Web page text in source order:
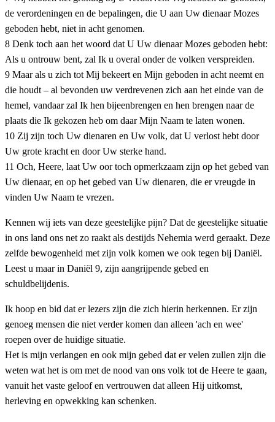
de verordeningen en de bepalingen, die U aan Uw dienaar Mozes
geboden hebt, niet in acht genomen.
8 Denk toch aan het woord dat U Uw dienaar Mozes geboden hebt:
Als u ontrouw bent, zal Ik u overal onder de volken verspreiden.
9 Maar als u zich tot Mij bekeert en Mijn geboden in acht neemt en
die houdt – al bevonden uw verdrevenen zich aan het einde van de
hemel, vandaar zal Ik hen bijeenbrengen en hen brengen naar de
plaats die Ik gekozen heb om daar Mijn Naam te laten wonen.
10 Zij zijn toch Uw dienaren en Uw volk, dat U verlost hebt door
Uw grote kracht en door Uw sterke hand.
11 Och, Heere, laat Uw oor toch opmerkzaam zijn op het gebed van
Uw dienaar, en op het gebed van Uw dienaren, die er vreugde in
vinden Uw Naam te vrezen.
Kennen wij iets van deze geestelijke pijn? Dat de geestelijke situatie
in ons land ons net zo raakt als destijds Nehemia werd geraakt. Deze
zelfde bewogenheid met zijn volk komen we ook tegen bij Daniël.
Leest u maar in Daniël 9, zijn aangrijpende gebed en
schuldbelijdenis.
Ik hoop en bid dat er lezers zijn die zich hierin herkennen. Er zijn
genoeg mensen die niet verder komen dan alleen 'ach en wee'
roepen over de huidige situatie.
Het is mijn verlangen en ook mijn gebed dat er velen zullen zijn die
weten wat het is om met de nood van ons volk tot de Heere te gaan,
vanuit het vaste geloof en vertrouwen dat alleen Hij uitkomst,
herleving en opwekking kan schenken.